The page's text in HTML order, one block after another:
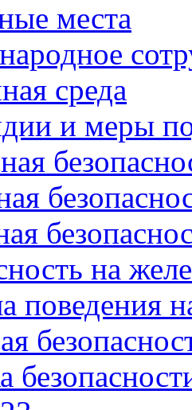
места
среда
и меры
на
поведения